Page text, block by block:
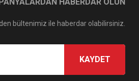
bültenimiz ile haberdar olabilirsiniz.
KAYDET